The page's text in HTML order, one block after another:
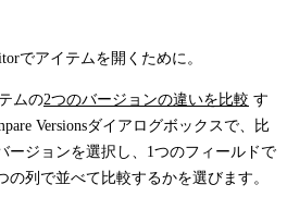
でアイテムを開くために。
ムの2つのバージョンの違いを比較 す
Versionsダイアログボックスで、比
ージョンを選択し、1つのフィールドで
の列で並べて比較するかを選びます。